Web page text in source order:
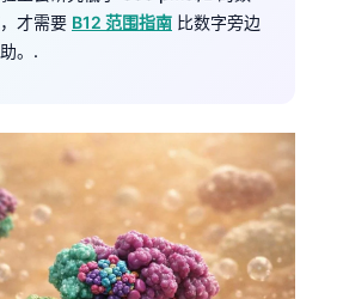
才需要 B12 范围指南 比数字旁边
。.